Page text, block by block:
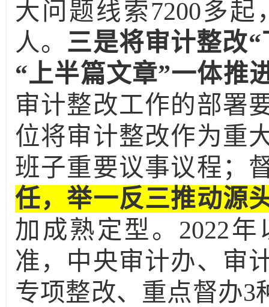
大问题线索7200多起
人。 三是将审计整改
“上半篇文章”一体推
审计整改工作的部署
位将审计整改作为重
班子重要议事议程；
任，举一反三推动源
加成熟定型。 2022年
准，中央审计办、审
专项整改、重点督办3